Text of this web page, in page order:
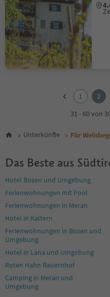
6
9
11
12
13
14
16
17
18
19
20
21
1 2
31 - 60 von
Unterkünfte Für
Das Beste aus
Hotel Bozen und Umgebung
Ferienwohnungen mit Pool
Ferienwohnungen in Meran
Hotel in Kaltern
Ferienwohnungen in Bozen und
Umgebung
Hotel in Lana und Umgebung
Roten Hahn Bauernhof
Camping in Meran und
Umgebung